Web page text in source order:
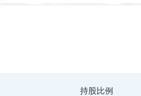
持股比例